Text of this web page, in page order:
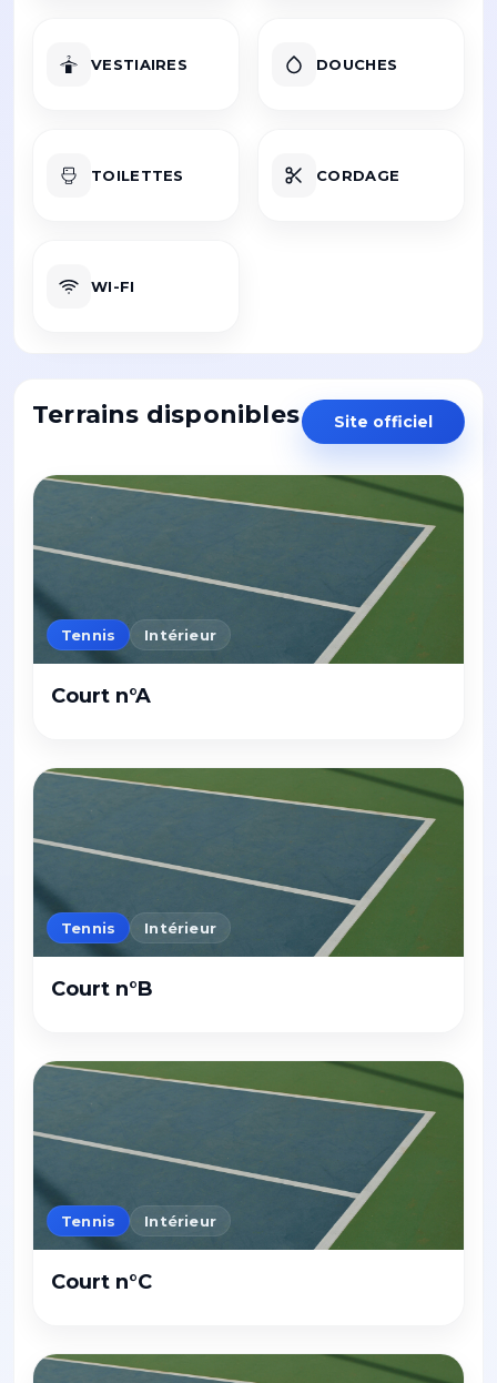
VESTIAIRES DOUCHES
TOILETTES CORDAGE
WI-FI
Terrains disponibles Site officiel
Tennis Intérieur
Court n°A
Tennis Intérieur
Court n°B
Tennis Intérieur
Court n°C